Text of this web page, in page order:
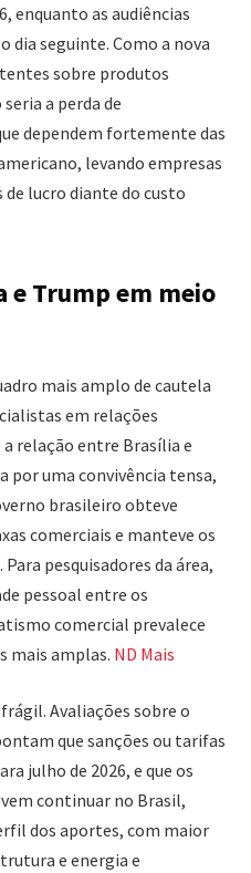
enquanto as audiências
dia seguinte. Como a nova
sobre produtos
a perda de
dependem fortemente das
levando empresas
lucro diante do custo
e Trump em meio
mais amplo de cautela
em relações
relação entre Brasília e
por uma convivência tensa,
brasileiro obteve
comerciais e manteve os
pesquisadores da área,
pessoal entre os
comercial prevalece
mais amplas. ND Mais
Avaliações sobre o
que sanções ou tarifas
julho de 2026, e que os
continuar no Brasil,
dos aportes, com maior
e energia e